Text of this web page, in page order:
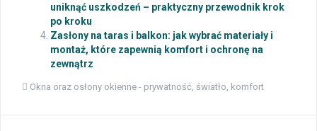
uniknąć uszkodzeń – praktyczny przewodnik krok
po kroku
Zasłony na taras i balkon: jak wybrać materiały i
montaż, które zapewnią komfort i ochronę na
zewnątrz
Okna oraz osłony okienne - prywatność, światło, komfort